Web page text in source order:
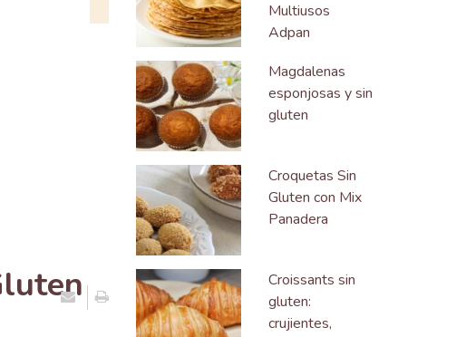
Multiusos
Adpan
Magdalenas
esponjosas y sin
gluten
Croquetas Sin
Gluten con Mix
Panadera
Croissants sin
gluten:
crujientes,